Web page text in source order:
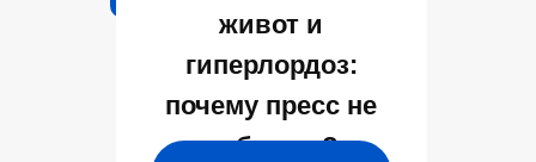
живот и
гиперлордоз:
почему пресс не
работает?